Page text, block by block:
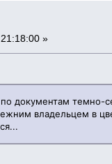
»
документам темно-
владельцем в